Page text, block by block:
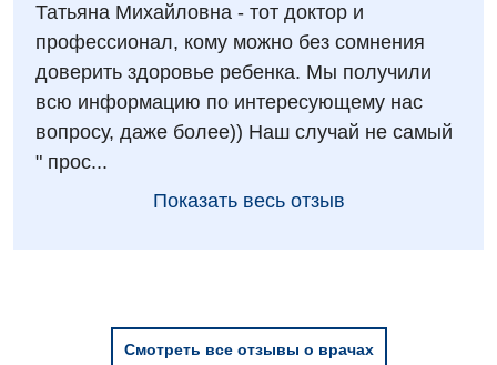
Татьяна Михайловна - тот доктор и
профессионал, кому можно без сомнения
доверить здоровье ребенка. Мы получили
всю информацию по интересующему нас
вопросу, даже более)) Наш случай не самый
" прос...
Показать весь отзыв
Смотреть все отзывы о врачах